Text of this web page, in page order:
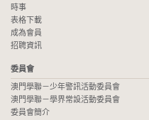
時事
表格下載
成為會員
招聘資訊
委員會
澳門學聯－少年警訊活動委員會
澳門學聯－學界常設活動委員會
委員會簡介